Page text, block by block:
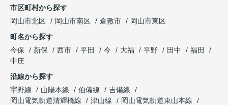
市区町村から探す
岡山市北区
岡山市南区 倉敷市
岡山市東区
町名から探す
今保
新保 西市 平田 今 大福 平野 田中
福田
中庄
沿線から探す
宇野線
山陽本線 伯備線
吉備線
岡山電気軌道清輝橋線
津山線
岡山電気軌道東山本線